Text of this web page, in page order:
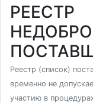
РЕЕСТР
Реестр (список)
временно не
участию в